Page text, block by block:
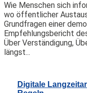
Wie Menschen sich
wo öffentlicher
Grundfragen einer
Empfehlungsbericht
Über Verständigung,
längst...
Digitale